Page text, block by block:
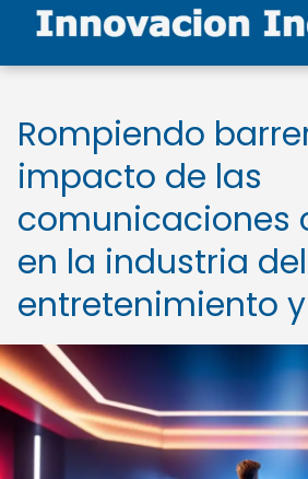
Rompiendo
impacto de las
comunicaciones
en la industria del
entretenimiento